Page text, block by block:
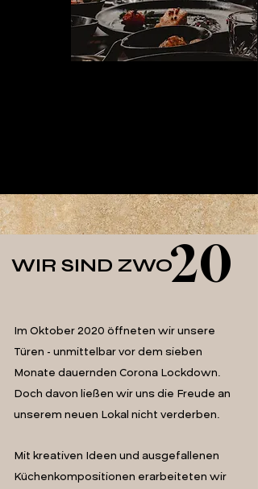
WIR SIND ZWO20
Im Oktober 2020 öffneten wir unsere
Türen - unmittelbar vor dem sieben
Monate dauernden Corona Lockdown.
Doch davon ließen wir uns die Freude an
unserem neuen Lokal nicht verderben.
Mit kreativen Ideen und ausgefallenen
Küchenkompositionen erarbeiteten wir